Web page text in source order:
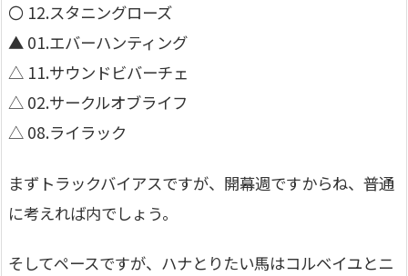
〇 12.スタニングローズ
▲ 01.エバーハンティング
△ 11.サウンドビバーチェ
△ 02.サークルオブライフ
△ 08.ライラック
まずトラックバイアスですが、開幕週ですからね、普通
に考えれば内でしょう。
そしてペースですが、ハナとりたい馬はコルベイユとニ